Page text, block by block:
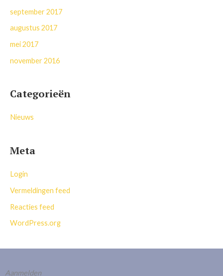
september 2017
augustus 2017
mei 2017
november 2016
Categorieën
Nieuws
Meta
Login
Vermeldingen feed
Reacties feed
WordPress.org
Aanmelden